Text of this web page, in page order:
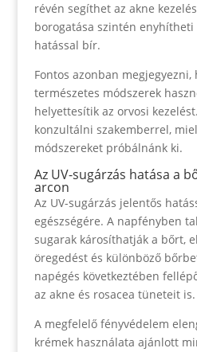
révén segíthet az akne
borogatása szintén
hatással bír.
Fontos azonban megjegyezni,
természetes módszerek
helyettesítik az orvosi
konzultálni szakemberrel,
módszereket próbálnánk ki.
Az UV-sugárzás hatása a
arcon
Az UV-sugárzás jelentős
egészségére. A napfényben
sugarak károsíthatják a bőrt,
öregedést és különböző
napégés következtében
az akne és rosacea tüneteit is.
A megfelelő fényvédelem
krémek használata ajánlott